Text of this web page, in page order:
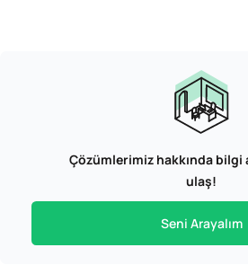
Çözümlerimiz hakkında bilgi
ulaş!
Seni Arayalım